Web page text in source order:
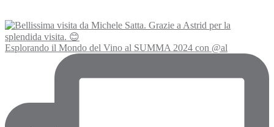
Esplorando il Mondo del Vino al SUMMA 2024 con @al